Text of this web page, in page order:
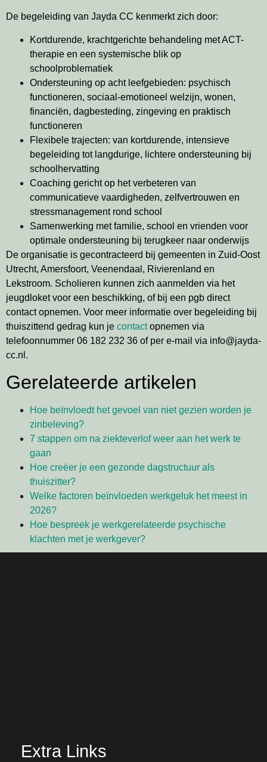
De begeleiding van Jayda CC kenmerkt zich door:
Kortdurende, krachtgerichte behandeling met ACT-
therapie en een systemische blik op
schoolproblematiek
Ondersteuning op acht leefgebieden: psychisch
functioneren, sociaal-emotioneel welzijn, wonen,
financiën, dagbesteding, zingeving en praktisch
functioneren
Flexibele trajecten: van kortdurende, intensieve
begeleiding tot langdurige, lichtere ondersteuning bij
schoolhervatting
Coaching gericht op het verbeteren van
communicatieve vaardigheden, zelfvertrouwen en
stressmanagement rond school
Samenwerking met familie, school en vrienden voor
optimale ondersteuning bij terugkeer naar onderwijs
De organisatie is gecontracteerd bij gemeenten in Zuid-Oost
Utrecht, Amersfoort, Veenendaal, Rivierenland en
Lekstroom. Scholieren kunnen zich aanmelden via het
jeugdloket voor een beschikking, of bij een pgb direct
contact opnemen. Voor meer informatie over begeleiding bij
thuiszittend gedrag kun je contactopnemen via
telefoonnummer 06 182 232 36 of per e-mail via info@jayda-
cc.nl.
Gerelateerde artikelen
Hoe beïnvloedt het gevoel van niet gezien worden je
zinbeleving?
7 stappen om na ziekteverlof weer aan het werk te
gaan
Hoe creëer je een gezonde dagstructuur als
thuiszitter?
Welke factoren beïnvloeden werkgeluk het meest in
2026?
Hoe bespreek je werkgerelateerde psychische
klachten met je werkgever?
Extra Links